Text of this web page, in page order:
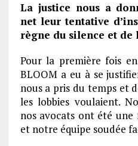
La justice nous a
net leur tentative
règne du silence et de
Pour la première fois
BLOOM a eu à se
nous a pris du temps et
les lobbies voulaient.
nos avocats ont été
et notre équipe soudée